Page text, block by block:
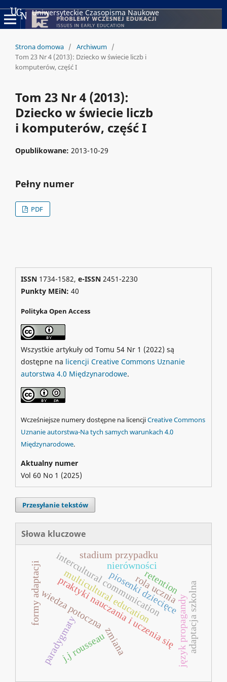
Uniwersyteckie Czasopisma Naukowe
Strona domowa / Archiwum /
Tom 23 Nr 4 (2013): Dziecko w świecie liczb i
komputerów, część I
Tom 23 Nr 4 (2013):
Dziecko w świecie liczb
i komputerów, część I
Opublikowane: 2013-10-29
Pełny numer
PDF
ISSN1734-1582, e-ISSN2451-2230
Punkty MEiN: 40
Polityka Open Access
Wszystkie artykuły od Tomu 54 Nr 1 (2022) są
dostępne na licencji Creative Commons Uznanie
autorstwa 4.0 Międzynarodowe.
Wcześniejsze numery dostępne na licencjiCreative Commons
Uznanie autorstwa-Na tych samych warunkach 4.0
Międzynarodowe.
Aktualny numer
Vol 60 No 1 (2025)
Przesyłanie tekstów
Słowa kluczowe
wiedza potoczna
formy adaptacji praktyki nauczania i uczenia sięjęzyk propagandy
piosenki dziecięce
rola ucznia
zmiana
paradygmaty adaptacja szkolna
multicultural education
intercultural communication
nierówności
j.j rousseau
stadium przypadku
retention